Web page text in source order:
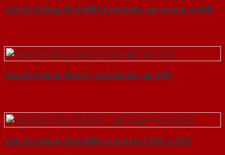
Cửa Gỗ Chống Cháy MDF Laminate van ngang-a-SGD
Cửa Gỗ Chống Cháy P1 cho khach san-SGD
Cửa Gỗ Chống Cháy MDF Laminate P1R2-a-SGD